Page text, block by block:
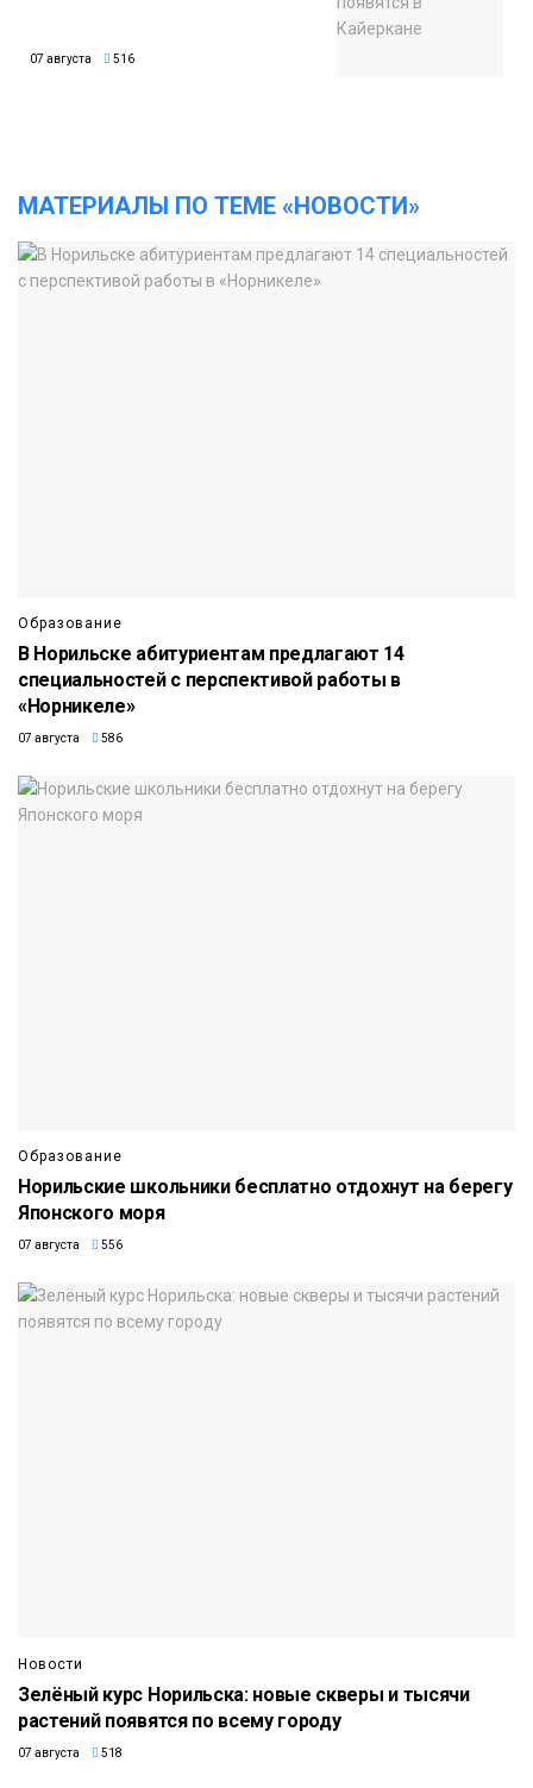
07 августа 516
МАТЕРИАЛЫ ПО ТЕМЕ «НОВОСТИ»
Образование
В Норильске абитуриентам предлагают 14
специальностей с перспективой работы в
«Норникеле»
07 августа 586
Образование
Норильские школьники бесплатно отдохнут на берегу
Японского моря
07 августа 556
Новости
Зелёный курс Норильска: новые скверы и тысячи
растений появятся по всему городу
07 августа 518